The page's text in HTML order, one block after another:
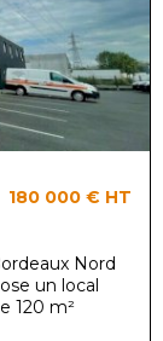
180 000 € HT
Nord
un local
120 m²